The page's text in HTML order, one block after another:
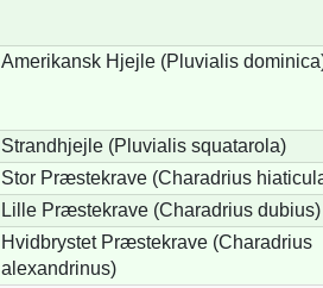
Amerikansk Hjejle (Pluvialis
Strandhjejle (Pluvialis squatarola)
Stor Præstekrave (Charadrius
Lille Præstekrave (Charadrius dubius)
Hvidbrystet Præstekrave (Charadrius
alexandrinus)